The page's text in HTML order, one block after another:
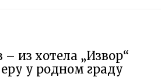
– из хотела „Извор“
у родном граду